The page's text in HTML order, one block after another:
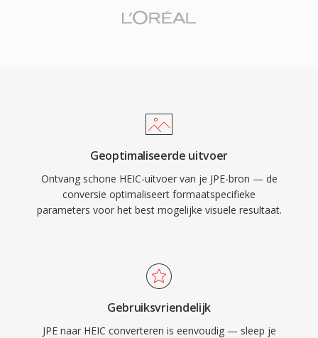
Geoptimaliseerde uitvoer
Ontvang schone HEIC-uitvoer van je JPE-bron — de
conversie optimaliseert formaatspecifieke
parameters voor het best mogelijke visuele resultaat.
Gebruiksvriendelijk
JPE naar HEIC converteren is eenvoudig — sleep je